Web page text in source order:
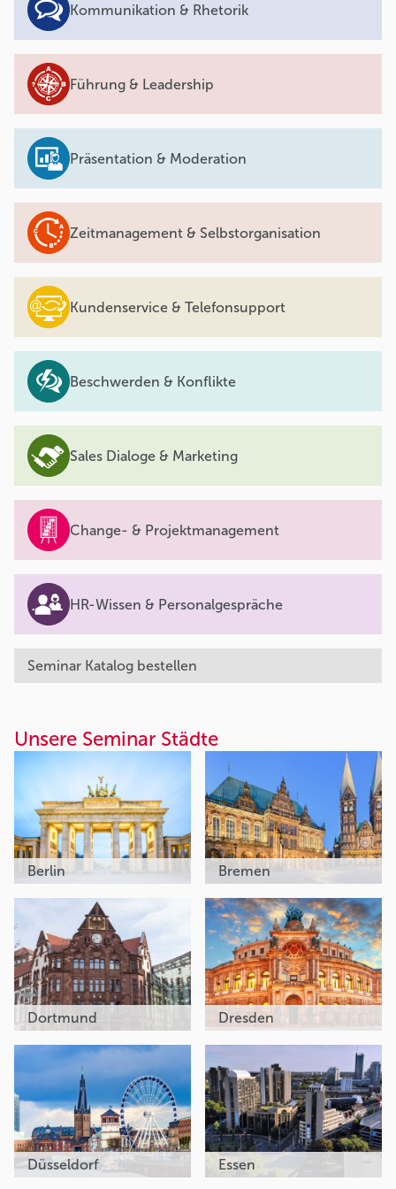
Kommunikation & Rhetorik
Führung & Leadership
Präsentation & Moderation
Zeitmanagement & Selbstorganisation
Kundenservice & Telefonsupport
Beschwerden & Konflikte
Sales Dialoge & Marketing
Change- & Projektmanagement
HR-Wissen & Personalgespräche
Seminar Katalog bestellen
Unsere Seminar Städte
Berlin Bremen
Dortmund Dresden
Düsseldorf Essen